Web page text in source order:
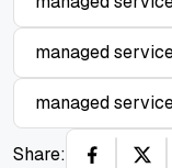
managed
managed
Share: